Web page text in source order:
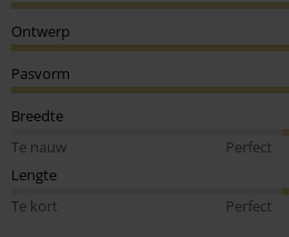
Ontwerp
Pasvorm
Breedte
Te nauw
Perfect
Lengte
Te kort
Perfect